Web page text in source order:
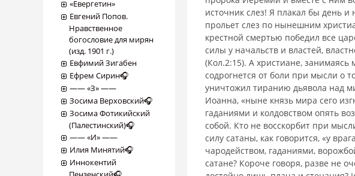
источник слез! Я плакал бы день
прольет слез по нынешним
крестной смертью победил все
силы у начальств и властей,
(Кол.2:15). А христиане,
содрогнется от боли при мысли о
уничтожил тиранию дьявола над
Иоанна, «ныне князь мира сего
гаданиями и колдовством опять
собой. Кто не восскорбит при
силу сатаны, как говорится, «у
чародейством, гаданиями,
сатане? Короче говоря, разве не
«Евергетин»
Евгений Попов.
Нравственное
богословие для мирян
(изд. 1901 г.)
Евфимий Зигабен
Ефрем Сирин🎧
―― «З» ――
Зосима Верховский🎧
Зосима Фотикийский
(Палестинский)🎧
―― «И» ――
Илия Минятий🎧
Иннокентий